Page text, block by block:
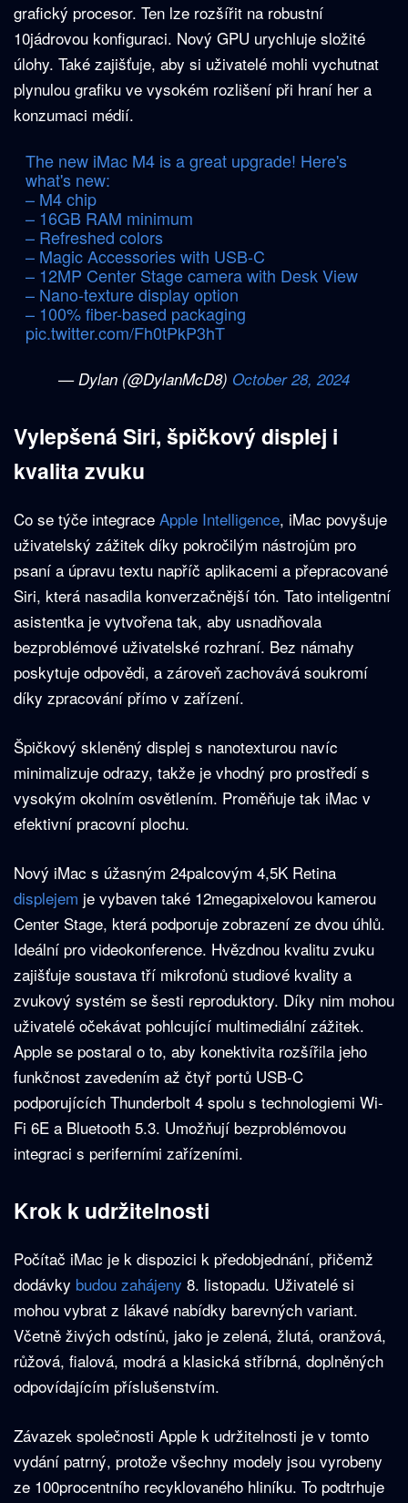
grafický procesor. Ten lze rozšířit na robustní
10jádrovou konfiguraci. Nový GPU urychluje složité
úlohy. Také zajišťuje, aby si uživatelé mohli vychutnat
plynulou grafiku ve vysokém rozlišení při hraní her a
konzumaci médií.
The new iMac M4 is a great upgrade! Here's
what's new:
– M4 chip
– 16GB RAM minimum
– Refreshed colors
– Magic Accessories with USB-C
– 12MP Center Stage camera with Desk View
– Nano-texture display option
– 100% fiber-based packaging
pic.twitter.com/Fh0tPkP3hT
— Dylan (@DylanMcD8) October 28, 2024
Vylepšená Siri, špičkový displej i
kvalita zvuku
Co se týče integrace Apple Intelligence, iMac povyšuje
uživatelský zážitek díky pokročilým nástrojům pro
psaní a úpravu textu napříč aplikacemi a přepracované
Siri, která nasadila konverzačnější tón. Tato inteligentní
asistentka je vytvořena tak, aby usnadňovala
bezproblémové uživatelské rozhraní. Bez námahy
poskytuje odpovědi, a zároveň zachovává soukromí
díky zpracování přímo v zařízení.
Špičkový skleněný displej s nanotexturou navíc
minimalizuje odrazy, takže je vhodný pro prostředí s
vysokým okolním osvětlením. Proměňuje tak iMac v
efektivní pracovní plochu.
Nový iMac s úžasným 24palcovým 4,5K Retina
displejem je vybaven také 12megapixelovou kamerou
Center Stage, která podporuje zobrazení ze dvou úhlů.
Ideální pro videokonference. Hvězdnou kvalitu zvuku
zajišťuje soustava tří mikrofonů studiové kvality a
zvukový systém se šesti reproduktory. Díky nim mohou
uživatelé očekávat pohlcující multimediální zážitek.
Apple se postaral o to, aby konektivita rozšířila jeho
funkčnost zavedením až čtyř portů USB-C
podporujících Thunderbolt 4 spolu s technologiemi Wi-
Fi 6E a Bluetooth 5.3. Umožňují bezproblémovou
integraci s periferními zařízeními.
Krok k udržitelnosti
Počítač iMac je k dispozici k předobjednání, přičemž
dodávky budou zahájeny 8. listopadu. Uživatelé si
mohou vybrat z lákavé nabídky barevných variant.
Včetně živých odstínů, jako je zelená, žlutá, oranžová,
růžová, fialová, modrá a klasická stříbrná, doplněných
odpovídajícím příslušenstvím.
Závazek společnosti Apple k udržitelnosti je v tomto
vydání patrný, protože všechny modely jsou vyrobeny
ze 100procentního recyklovaného hliníku. To podtrhuje